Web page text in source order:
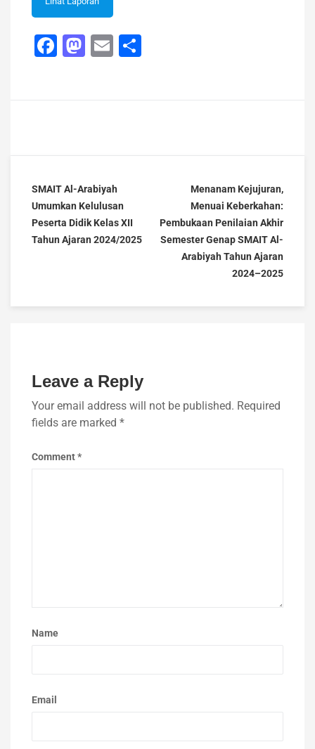
Facebook
Mastodon
Email
SMAIT Al-Arabiyah
Umumkan Kelulusan
Peserta Didik Kelas XII
Tahun Ajaran 2024/2025
Menanam Kejujuran,
Menuai Keberkahan:
Pembukaan Penilaian Akhir
Semester Genap SMAIT Al-
Arabiyah Tahun Ajaran
2024–2025
Leave a Reply
Your email address will not be published. Required
fields are marked *
Comment*
Name
Email